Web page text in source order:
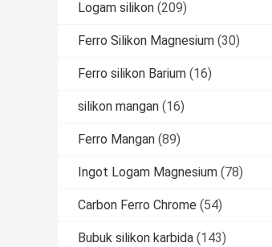
Logam silikon (209)
Ferro Silikon Magnesium (30)
Ferro silikon Barium (16)
silikon mangan (16)
Ferro Mangan (89)
Ingot Logam Magnesium (78)
Carbon Ferro Chrome (54)
Bubuk silikon karbida (143)